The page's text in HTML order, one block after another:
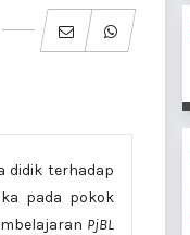
didik terhadap
pada pokok
PjBL